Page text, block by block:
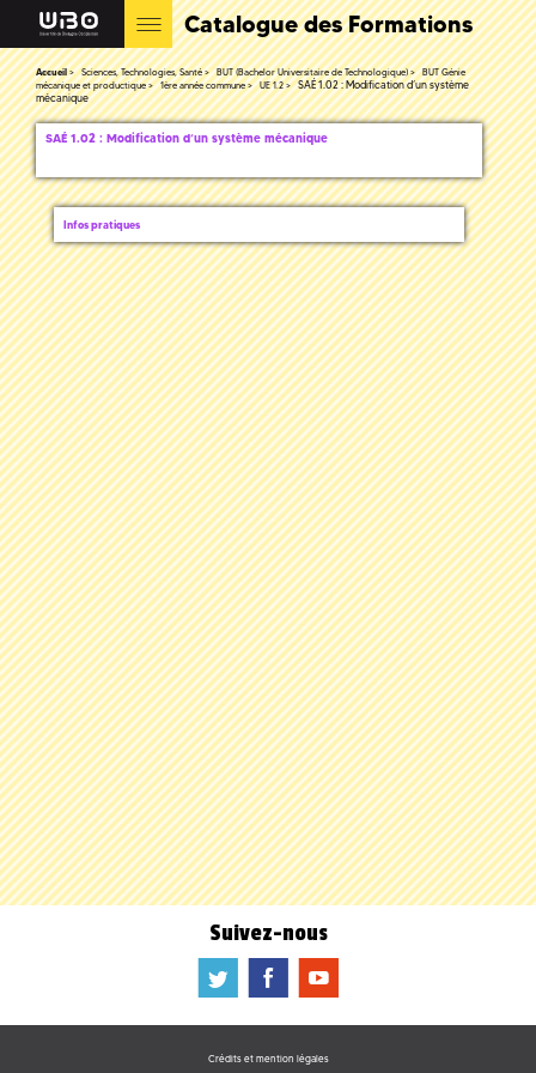
Catalogue des Formations
Accueil Sciences, Technologies, Santé BUT (Bachelor Universitaire de Technologique)
BUT Génie
mécanique et productique
1ère année commune UE 1.2
SAÉ 1.02 : Modification d’un système
mécanique
SAÉ 1.02 : Modification d’un système mécanique
Infos pratiques
Suivez-nous
a b f
Crédits et mention légales